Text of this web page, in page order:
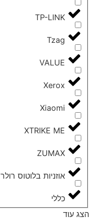
TP-LINK
Tzag
VALUE
Xerox
Xiaomi
XTRIKE ME
ZUMAX
אוזניות בלוטוס רולר K-39
כללי
הצג עוד